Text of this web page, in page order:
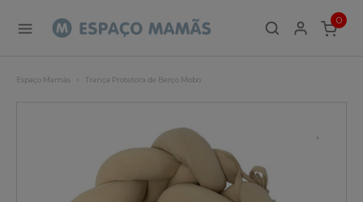
0
ITEMS
Espaço Mamãs Trança Protetora de Berço Mobo